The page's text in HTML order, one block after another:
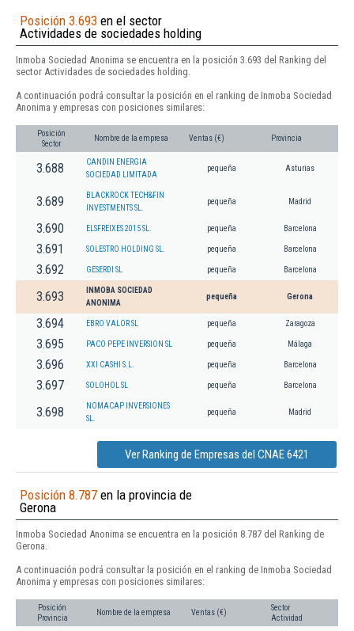
Posición 3.693 en el sector
Actividades de sociedades holding
Inmoba Sociedad Anonima se encuentra en la posición 3.693 del Ranking del
sector Actividades de sociedades holding.
A continuación podrá consultar la posición en el ranking de Inmoba Sociedad
Anonima y empresas con posiciones similares:
Posición
Sector
Nombre de la empresa Ventas (€) Provincia
3.688
CANDIN ENERGIA
SOCIEDAD LIMITADA
pequeña Asturias
3.689
BLACKROCK TECH&FIN
INVESTMENTS SL.
pequeña Madrid
3.690 ELSFREIXES 2015 SL. pequeña Barcelona
3.691 SOLESTRO HOLDING SL. pequeña Barcelona
3.692 GESERDI SL pequeña Barcelona
3.693
INMOBA SOCIEDAD
ANONIMA
pequeña Gerona
3.694 EBRO VALOR SL pequeña Zaragoza
3.695 PACO PEPE INVERSION SL pequeña Málaga
3.696 XXI CASHI S.L. pequeña Barcelona
3.697 SOLOHOL SL pequeña Barcelona
3.698
NOMACAP INVERSIONES
SL.
pequeña Madrid
Ver Ranking de Empresas del CNAE 6421
Posición 8.787 en la provincia de
Gerona
Inmoba Sociedad Anonima se encuentra en la posición 8.787 del Ranking de
Gerona.
A continuación podrá consultar la posición en el ranking de Inmoba Sociedad
Anonima y empresas con posiciones similares:
Posición
Provincia
Nombre de la empresa Ventas (€)
Sector
Actividad